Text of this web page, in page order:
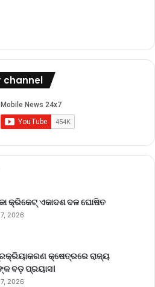
channel
କ୍ରିକେଟ୍‌ ଏକାଦଶ ଦଳ ଘୋଷିତ
2026
କ୍ଷେତ୍ରରେ ରାଜ୍ୟ
ବଡ଼ ପ୍ରୟାସ।
2026